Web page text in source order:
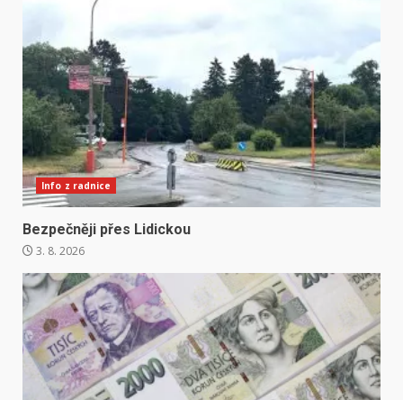
Info z radnice
Bezpečněji přes Lidickou
3. 8. 2026